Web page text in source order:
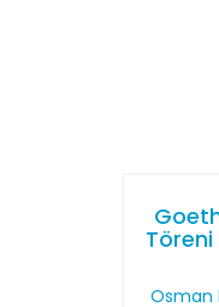
Töreni
Osman